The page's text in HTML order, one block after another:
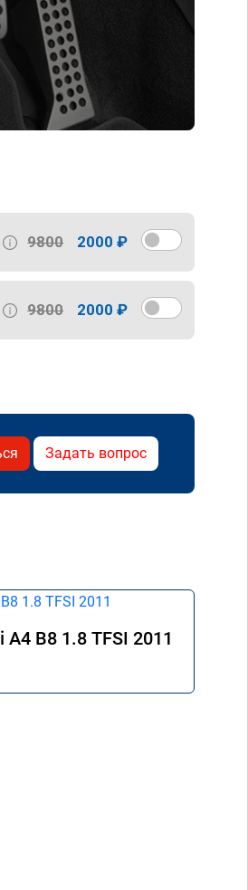
9800 2000 ₽
9800 2000 ₽
Задать вопрос
B8 1.8 TFSI 2011